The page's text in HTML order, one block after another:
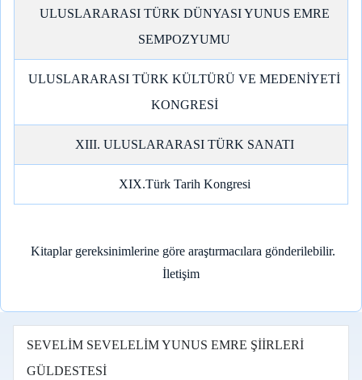
ULUSLARARASI TÜRK DÜNYASI YUNUS EMRE
SEMPOZYUMU
ULUSLARARASI TÜRK KÜLTÜRÜ VE MEDENİYETİ
KONGRESİ
XIII. ULUSLARARASI TÜRK SANATI
XIX.Türk Tarih Kongresi
Kitaplar gereksinimlerine göre araştırmacılara gönderilebilir.
İletişim
SEVELİM SEVELELİM YUNUS EMRE ŞİİRLERİ
GÜLDESTESİ